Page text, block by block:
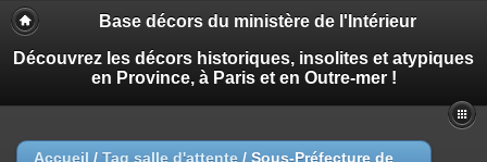
Base décors du ministère de l'Intérieur
Découvrez les décors historiques, insolites et atypiques
en Province, à Paris et en Outre-mer !
Accueil / Tag salle d'attente / Sous-Préfecture de